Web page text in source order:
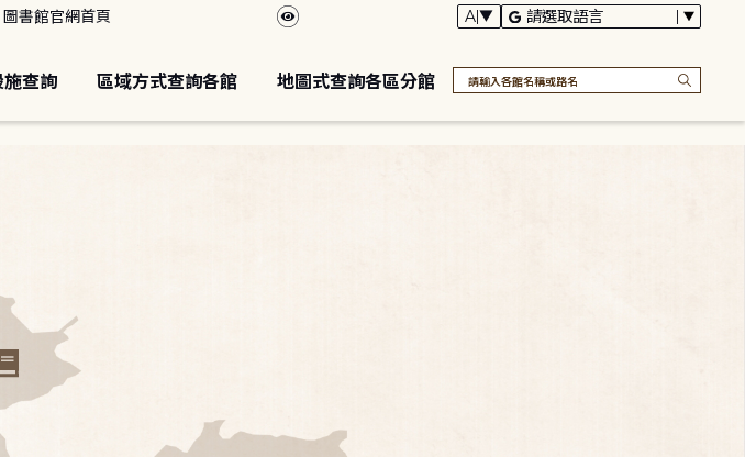
圖書館官網首頁
施查詢 區域方式查詢各館 地圖式查詢各區分館